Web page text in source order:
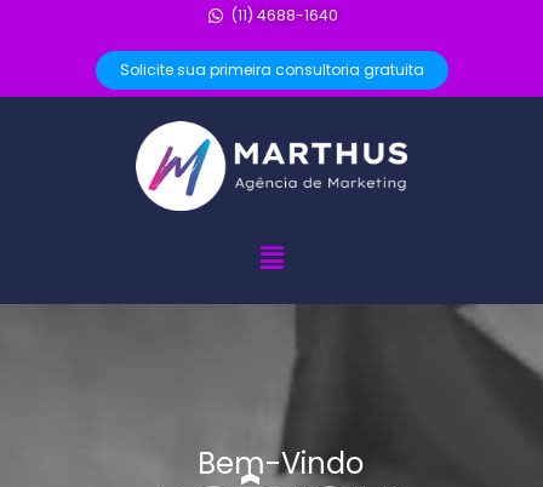
(11) 4688-1640
Solicite sua primeira consultoria gratuita
Bem-Vindo